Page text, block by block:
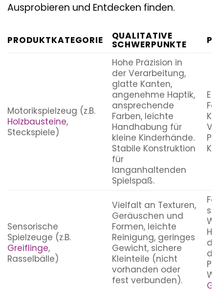
Ausprobieren und Entdecken finden.
PRODUKTKATEGORIE QUALITATIVE
SCHWERPUNKTE
Motorikspielzeug (z.B.
Holzbausteine,
Steckspiele)
Hohe Präzision in
der Verarbeitung,
glatte Kanten,
angenehme Haptik,
ansprechende
Farben, leichte
Handhabung für
kleine Kinderhände.
Stabile Konstruktion
für
langanhaltenden
Spielspaß.
Sensorische
Spielzeuge (z.B.
Greiflinge,
Rasselbälle)
Vielfalt an Texturen,
Geräuschen und
Formen, leichte
Reinigung, geringes
Gewicht, sichere
Kleinteile (nicht
vorhanden oder
fest verbunden).